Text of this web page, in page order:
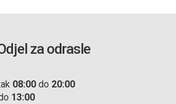
za odrasle
08:00 do 20:00
13:00